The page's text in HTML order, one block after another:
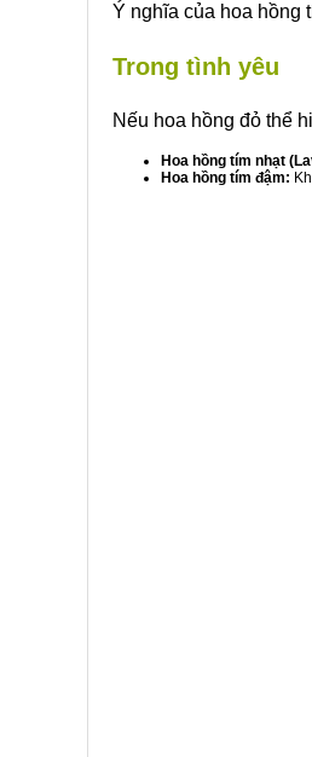
Ý nghĩa của hoa hồng
Trong tình yêu
Nếu hoa hồng đỏ thể
Hoa hồng tím nhạt
Hoa hồng tím đậm: